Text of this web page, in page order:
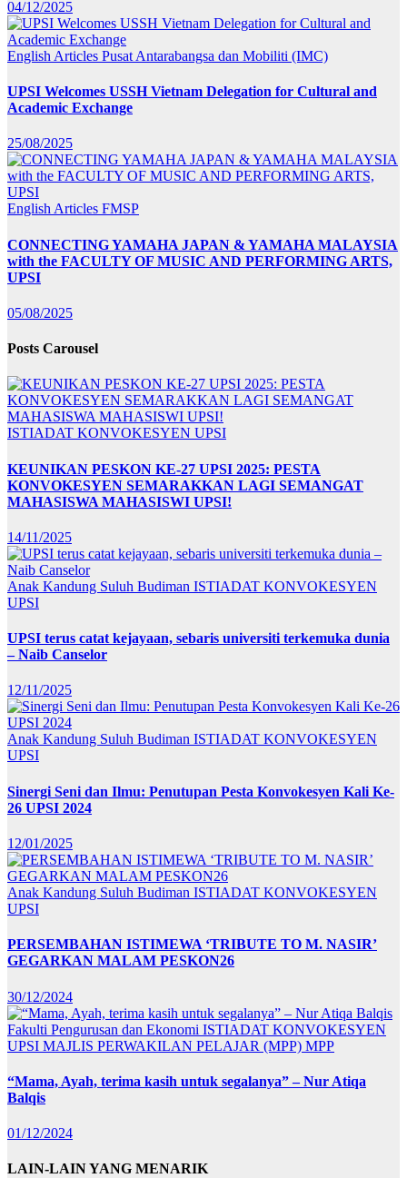
04/12/2025
English Articles Pusat Antarabangsa dan Mobiliti (IMC)
UPSI Welcomes USSH Vietnam Delegation for Cultural and
Academic Exchange
25/08/2025
English Articles FMSP
CONNECTING YAMAHA JAPAN & YAMAHA MALAYSIA
with the FACULTY OF MUSIC AND PERFORMING ARTS,
UPSI
05/08/2025
Posts Carousel
ISTIADAT KONVOKESYEN UPSI
KEUNIKAN PESKON KE-27 UPSI 2025: PESTA
KONVOKESYEN SEMARAKKAN LAGI SEMANGAT
MAHASISWA MAHASISWI UPSI!
14/11/2025
Anak Kandung Suluh Budiman ISTIADAT KONVOKESYEN
UPSI
UPSI terus catat kejayaan, sebaris universiti terkemuka dunia
– Naib Canselor
12/11/2025
Anak Kandung Suluh Budiman ISTIADAT KONVOKESYEN
UPSI
Sinergi Seni dan Ilmu: Penutupan Pesta Konvokesyen Kali Ke-
26 UPSI 2024
12/01/2025
Anak Kandung Suluh Budiman ISTIADAT KONVOKESYEN
UPSI
PERSEMBAHAN ISTIMEWA ‘TRIBUTE TO M. NASIR’
GEGARKAN MALAM PESKON26
30/12/2024
Fakulti Pengurusan dan Ekonomi ISTIADAT KONVOKESYEN
UPSI MAJLIS PERWAKILAN PELAJAR (MPP) MPP
“Mama, Ayah, terima kasih untuk segalanya” – Nur Atiqa
Balqis
01/12/2024
LAIN-LAIN YANG MENARIK